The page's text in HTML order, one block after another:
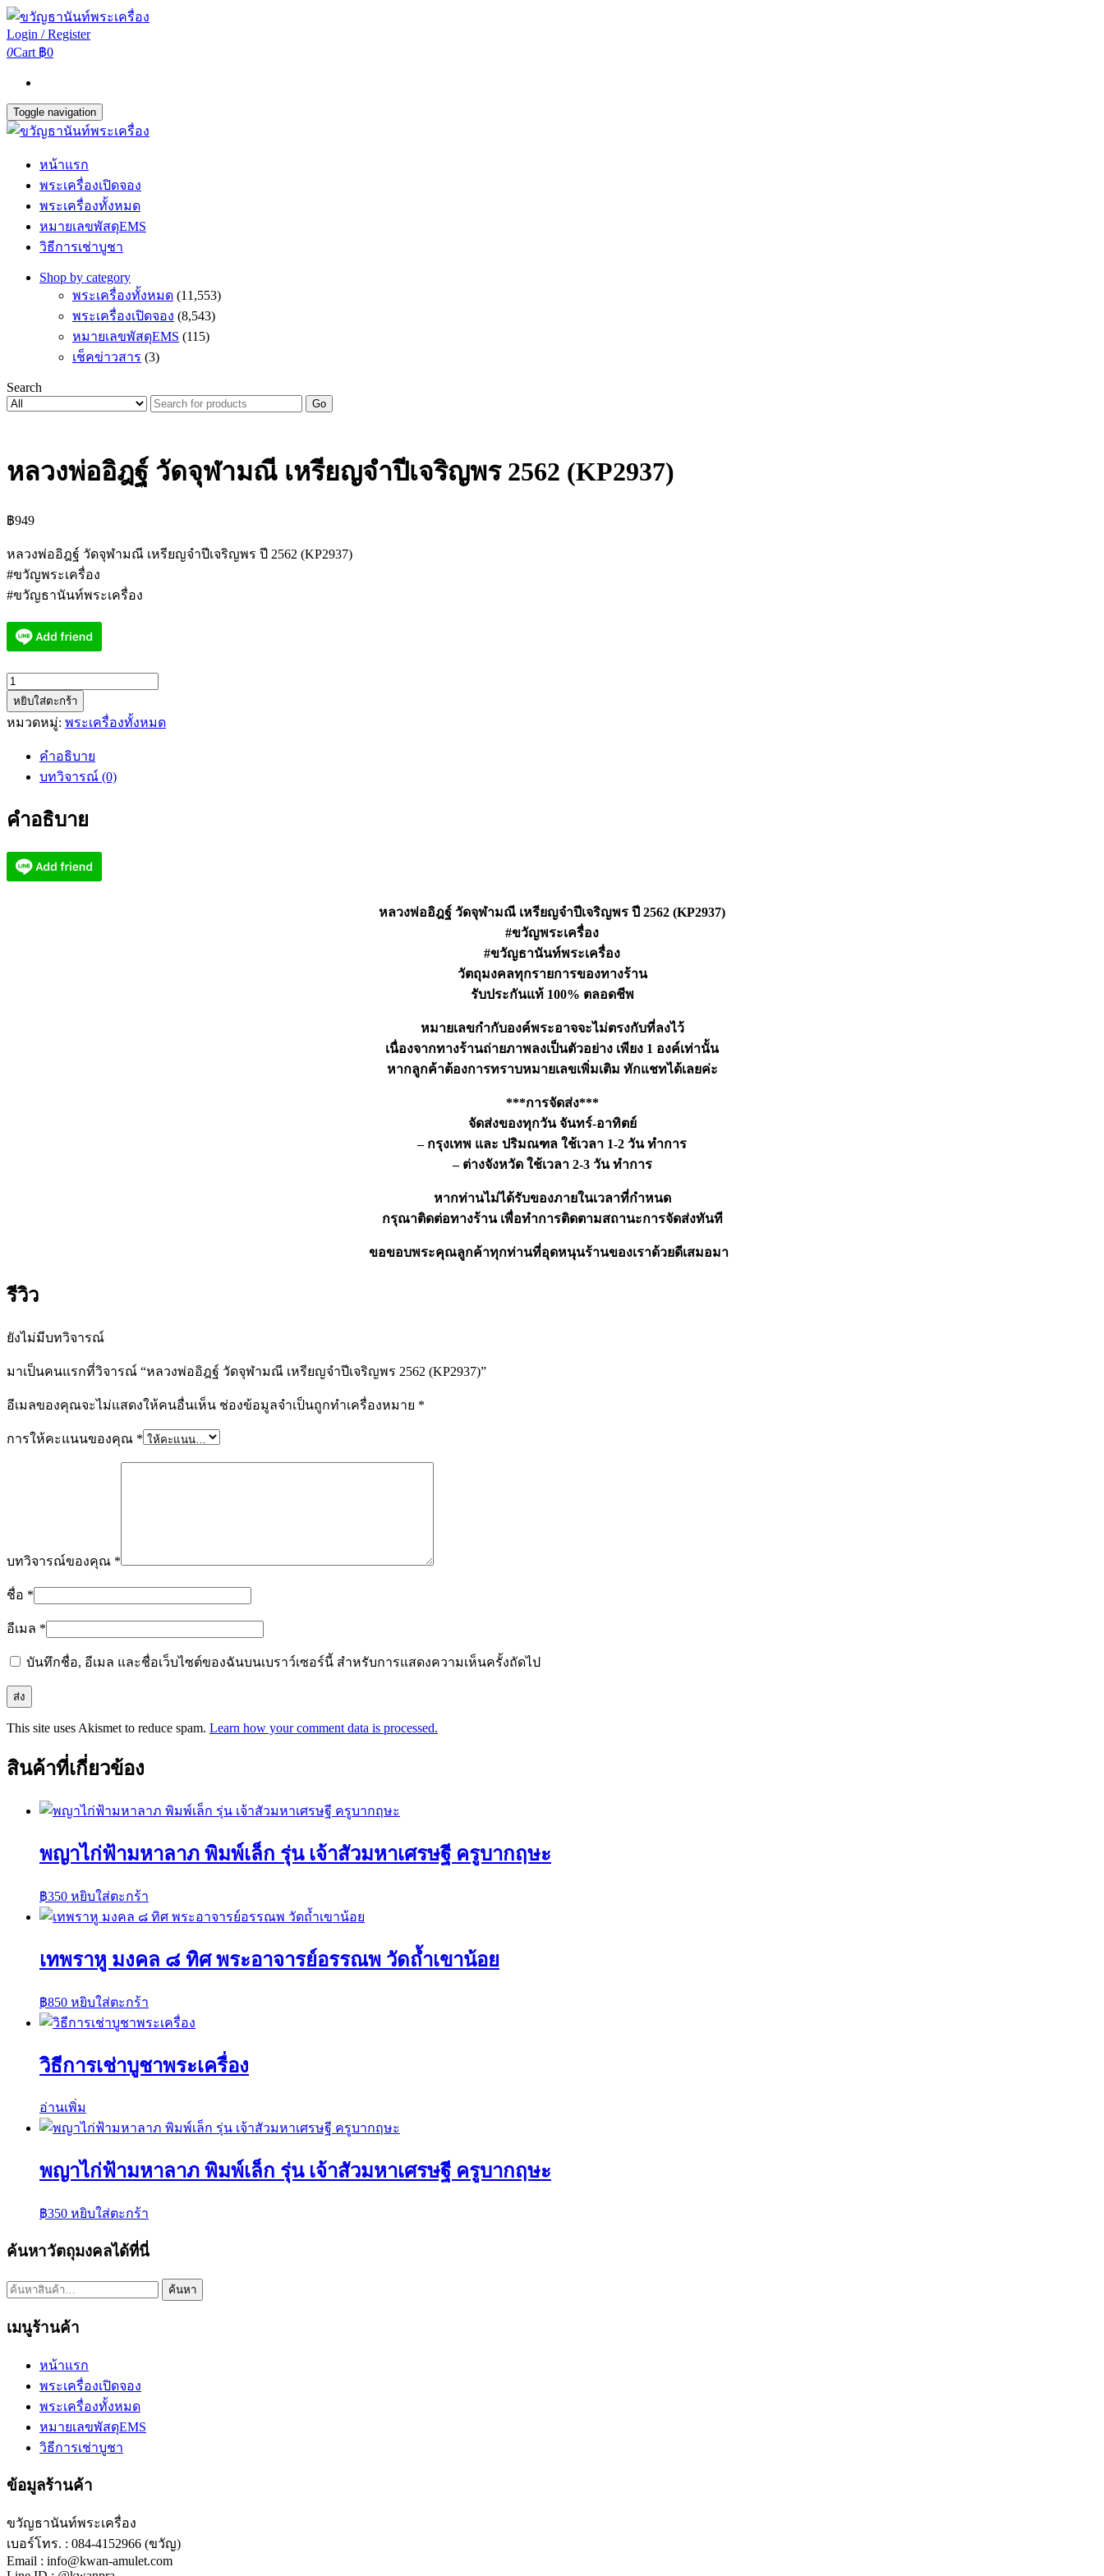
Login / Register
0Cart ฿0
Toggle navigation
หน้าแรก
พระเครื่องเปิดจอง
พระเครื่องทั้งหมด
หมายเลขพัสดุEMS
วิธีการเช่าบูชา
Shop by category
พระเครื่องทั้งหมด (11,553)
พระเครื่องเปิดจอง (8,543)
หมายเลขพัสดุEMS (115)
เช็คข่าวสาร (3)
Search
Go
หลวงพ่ออิฎฐ์ วัดจุฬามณี เหรียญจำปีเจริญพร 2562 (KP2937)
฿949
หลวงพ่ออิฎฐ์ วัดจุฬามณี เหรียญจำปีเจริญพร ปี 2562 (KP2937)
#ขวัญพระเครื่อง
#ขวัญธานันท์พระเครื่อง
จำนวน
หล
วง
มณี
จำปี
หยิบใส่ตะกร้า
หมวดหมู่: พระเครื่องทั้งหมด
คำอธิบาย
บทวิจารณ์ (0)
คำอธิบาย
หลวงพ่ออิฎฐ์ วัดจุฬามณี เหรียญจำปีเจริญพร ปี 2562 (KP2937)
#ขวัญพระเครื่อง
#ขวัญธานันท์พระเครื่อง
วัตถุมงคลทุกรายการของทางร้าน
รับประกันแท้ 100% ตลอดชีพ
หมายเลขกำกับองค์พระอาจจะไม่ตรงกับที่ลงไว้
เนื่องจากทางร้านถ่ายภาพลงเป็นตัวอย่าง เพียง 1 องค์เท่านั้น
หากลูกค้าต้องการทราบหมายเลขเพิ่มเติม ทักแชทได้เลยค่ะ
***การจัดส่ง***
จัดส่งของทุกวัน จันทร์-อาทิตย์
– กรุงเทพ และ ปริมณฑล ใช้เวลา 1-2 วัน ทำการ
– ต่างจังหวัด ใช้เวลา 2-3 วัน ทำการ
หากท่านไม่ได้รับของภายในเวลาที่กำหนด
กรุณาติดต่อทางร้าน เพื่อทำการติดตามสถานะการจัดส่งทันที
ขอขอบพระคุณลูกค้าทุกท่านที่อุดหนุนร้านของเราด้วยดีเสมอมา
รีวิว
ยังไม่มีบทวิจารณ์
มาเป็นคนแรกที่วิจารณ์ “หลวงพ่ออิฎฐ์ วัดจุฬามณี เหรียญจำปีเจริญพร 2562 (KP2937)”
อีเมลของคุณจะไม่แสดงให้คนอื่นเห็น ช่องข้อมูลจำเป็นถูกทำเครื่องหมาย *
การให้คะแนนของคุณ *
บทวิจารณ์ของคุณ *
ชื่อ *
อีเมล *
บันทึกชื่อ, อีเมล และชื่อเว็บไซต์ของฉันบนเบราว์เซอร์นี้ สำหรับการแสดงความเห็นครั้งถัดไป
This site uses Akismet to reduce spam. Learn how your comment data is processed.
สินค้าที่เกี่ยวข้อง
พญาไก่ฟ้ามหาลาภ พิมพ์เล็ก รุ่น เจ้าสัวมหาเศรษฐี ครูบากฤษะ
฿350 หยิบใส่ตะกร้า
เทพราหู มงคล ๘ ทิศ พระอาจารย์อรรณพ วัดถ้ำเขาน้อย
฿850 หยิบใส่ตะกร้า
วิธีการเช่าบูชาพระเครื่อง
อ่านเพิ่ม
พญาไก่ฟ้ามหาลาภ พิมพ์เล็ก รุ่น เจ้าสัวมหาเศรษฐี ครูบากฤษะ
฿350 หยิบใส่ตะกร้า
ค้นหาวัตถุมงคลได้ที่นี่
ค้นหา: ค้นหา
เมนูร้านค้า
หน้าแรก
พระเครื่องเปิดจอง
พระเครื่องทั้งหมด
หมายเลขพัสดุEMS
วิธีการเช่าบูชา
ข้อมูลร้านค้า
ขวัญธานันท์พระเครื่อง
เบอร์โทร. : 084-4152966 (ขวัญ)
Email : info@kwan-amulet.com